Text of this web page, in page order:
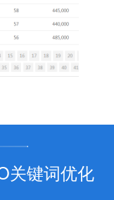
关键词优化